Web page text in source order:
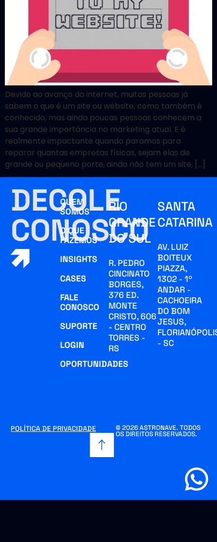
Devido ao avanço da internet, muitas pessoas já
sabem o que é um site ou website, como também é
conhecido, mas ainda poucas pessoas conhecem a
sua grande importância no marketing atual. E é
realmente impactante quando paramos para
reparar quantas empresas físicas, sejam elas de
grande ou pequeno porte, ainda não tem um site, […]
DECOLE
CONOSCO
QUEM
SOMOS
O QUE
FAZEMOS
INSIGHTS
CASES
FALE
CONOSCO
SUPORTE
LOGIN
OPORTUNIDADES
RIO
GRANDE
DO SUL
R. PEDRO
CINCINATO
BORGES,
376 ED.
MONTE
CRISTO, 606
- CENTRO
TORRES -
RS
SANTA
CATARINA
AV. LUIZ
BOITEUX
PIAZZA,
1302 - 1º
ANDAR -
CACHOEIRA
DO BOM
JESUS,
- SC
© 2026 ASTRONAVE. TODOS
OS DIREITOS RESERVADOS.
POLÍTICA DE PRIVACIDADE